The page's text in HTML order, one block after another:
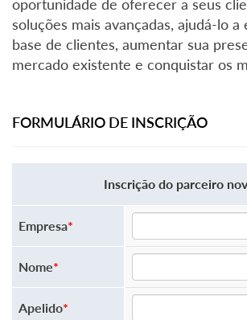
oportunidade de oferecer a seus
soluções mais avançadas, ajudá-lo a
base de clientes, aumentar sua
mercado existente e conquistar os
FORMULÁRIO DE INSCRIÇÃO
Inscrição do parceiro
Empresa*
Nome*
Apelido*